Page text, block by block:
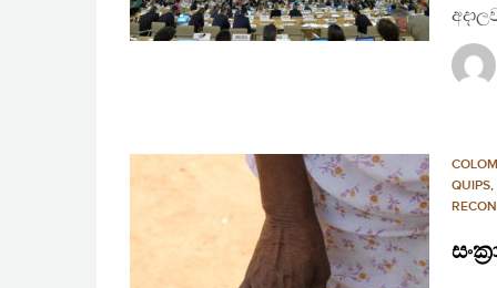
QUIPS,